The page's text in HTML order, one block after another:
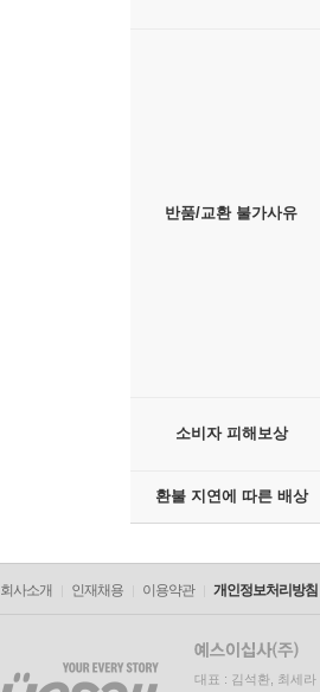
반품/교환 불가사유
소비자 피해보상
환불 지연에 따른 배상
회사소개 인재채용 이용약관 개인정보처리방침
대표 : 김석환, 최세라